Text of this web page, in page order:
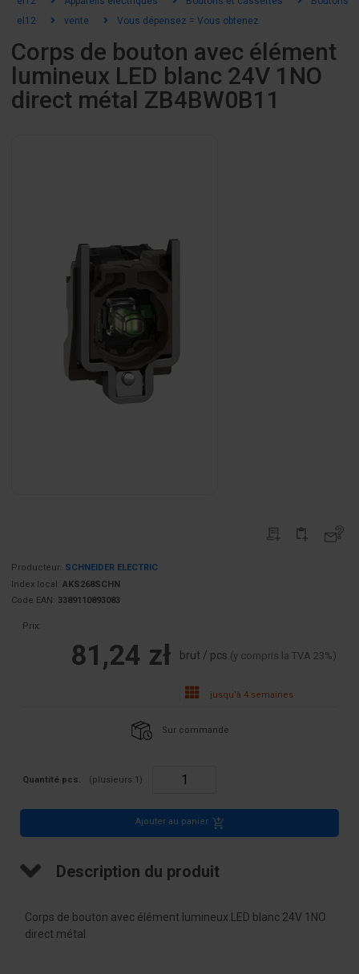
el12
vente Vous dépensez = Vous obtenez
Corps de bouton avec élément
lumineux LED blanc 24V 1NO
direct métal ZB4BW0B11
Producteur: SCHNEIDER ELECTRIC
Index local: AKS268SCHN
Code EAN: 3389110893083
Prix:
81,24 zł brut / pcs.(y compris la TVA 23%)
jusqu'à 4 semaines
Sur commande
Quantité pcs. (plusieurs:1 )
Ajouter au panier
Description du produit
Corps de bouton avec élément lumineux LED blanc 24V 1NO
direct métal